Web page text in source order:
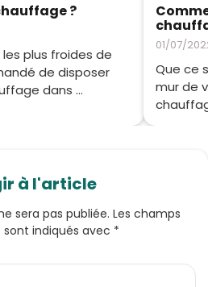
?
plus froides de
de disposer
dans ...
01/07/
Que ce
mur de
à l'article
sera pas publiée. Les champs
sont indiqués avec *